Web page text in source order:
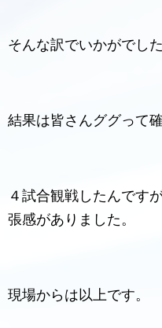
そんな訳でいかがでし
結果は皆さんググって
４試合観戦したんです
張感がありました。
現場からは以上です。